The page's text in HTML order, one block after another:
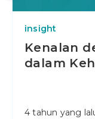
insight
Kenalan
dalam
4 tahun yang